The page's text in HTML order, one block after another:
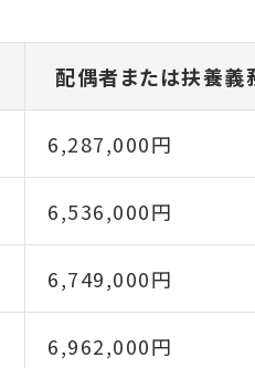
配偶者または扶養義
6,287,000円
6,536,000円
6,749,000円
6,962,000円